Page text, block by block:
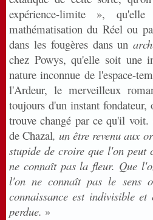
expérience-limite »,
mathématisation du Réel ou
dans les fougères dans un
chez Powys, qu'elle soit une
nature inconnue de l'espace-
l'Ardeur, le merveilleux
toujours d'un instant fondateur,
trouve changé par ce qu'il
de Chazal, un être revenu aux
stupide de croire que l'on peut
ne connaît pas la fleur. Que
l'on ne connaît pas le sens
connaissance est indivisible et
perdue. »